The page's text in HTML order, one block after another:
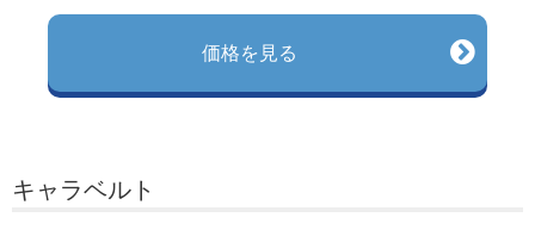
価格を見る
キャラベルト